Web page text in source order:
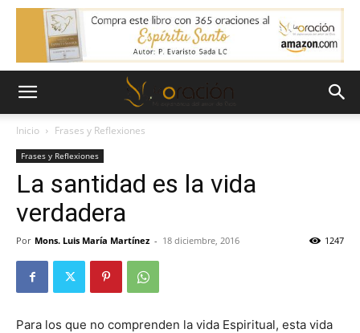
Inicio Frases y Reflexiones
Frases y Reflexiones
La santidad es la vida
verdadera
Por Mons. Luis María Martínez - 18 diciembre, 2016 1247
Para los que no comprenden la vida Espiritual, esta vida